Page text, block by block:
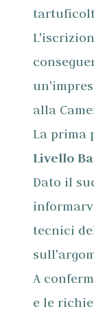
alla
La prima
Livello
Dato il
tecnici
A
e le